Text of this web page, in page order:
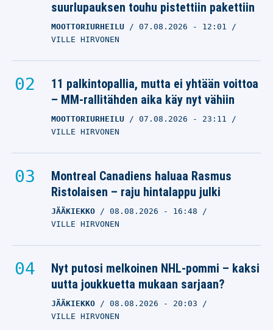
suurlupauksen touhu pistettiin pakettiin
MOOTTORIURHEILU 07.08.2026 - 12:01
VILLE HIRVONEN
11 palkintopallia, mutta ei yhtään voittoa
– MM-rallitähden aika käy nyt vähiin
MOOTTORIURHEILU 07.08.2026 - 23:11
VILLE HIRVONEN
Montreal Canadiens haluaa Rasmus
Ristolaisen – raju hintalappu julki
JÄÄKIEKKO 08.08.2026 - 16:48
VILLE HIRVONEN
Nyt putosi melkoinen NHL-pommi – kaksi
uutta joukkuetta mukaan sarjaan?
JÄÄKIEKKO 08.08.2026 - 20:03
VILLE HIRVONEN